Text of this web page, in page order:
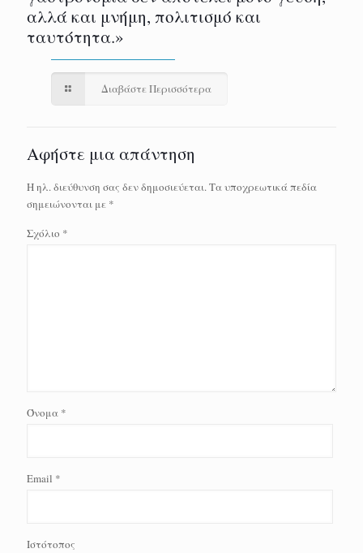
αλλά και μνήμη, πολιτισμό και
ταυτότητα.»
Διαβάστε Περισσότερα
Αφήστε μια απάντηση
Η ηλ. διεύθυνση σας δεν δημοσιεύεται.Τα υποχρεωτικά πεδία
σημειώνονται με *
Σχόλιο *
Όνομα *
Email *
Ιστότοπος